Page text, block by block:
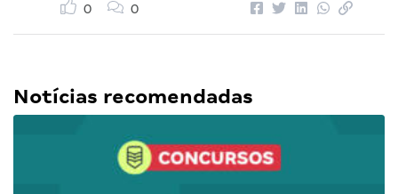
0 0
Notícias recomendadas